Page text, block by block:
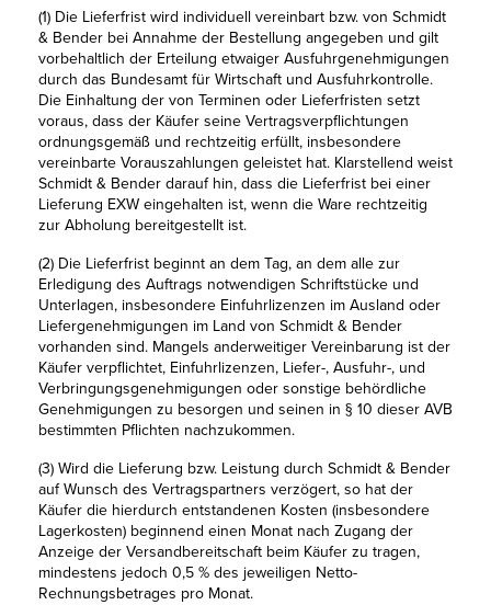
(1) Die Lieferfrist wird individuell vereinbart bzw. von Schmidt
& Bender bei Annahme der Bestellung angegeben und gilt
vorbehaltlich der Erteilung etwaiger Ausfuhrgenehmigungen
durch das Bundesamt für Wirtschaft und Ausfuhrkontrolle.
Die Einhaltung der von Terminen oder Lieferfristen setzt
voraus, dass der Käufer seine Vertragsverpflichtungen
ordnungsgemäß und rechtzeitig erfüllt, insbesondere
vereinbarte Vorauszahlungen geleistet hat. Klarstellend weist
Schmidt & Bender darauf hin, dass die Lieferfrist bei einer
Lieferung EXW eingehalten ist, wenn die Ware rechtzeitig
zur Abholung bereitgestellt ist.
(2) Die Lieferfrist beginnt an dem Tag, an dem alle zur
Erledigung des Auftrags notwendigen Schriftstücke und
Unterlagen, insbesondere Einfuhrlizenzen im Ausland oder
Liefergenehmigungen im Land von Schmidt & Bender
vorhanden sind. Mangels anderweitiger Vereinbarung ist der
Käufer verpflichtet, Einfuhrlizenzen, Liefer-, Ausfuhr-, und
Verbringungsgenehmigungen oder sonstige behördliche
Genehmigungen zu besorgen und seinen in § 10 dieser AVB
bestimmten Pflichten nachzukommen.
(3) Wird die Lieferung bzw. Leistung durch Schmidt & Bender
auf Wunsch des Vertragspartners verzögert, so hat der
Käufer die hierdurch entstandenen Kosten (insbesondere
Lagerkosten) beginnend einen Monat nach Zugang der
Anzeige der Versandbereitschaft beim Käufer zu tragen,
mindestens jedoch 0,5 % des jeweiligen Netto-
Rechnungsbetrages pro Monat.